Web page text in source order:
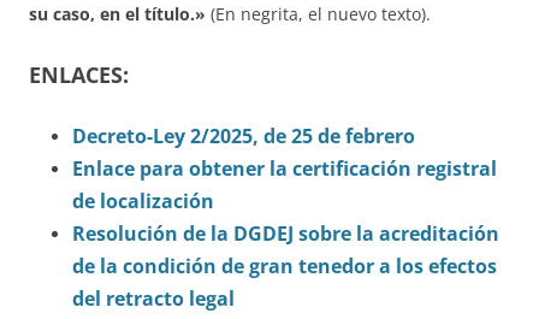
su caso, en el título.» (En negrita, el nuevo texto).
ENLACES:
Decreto-Ley 2/2025, de 25 de febrero
Enlace para obtener la certificación registral
de localización
Resolución de la DGDEJ sobre la acreditación
de la condición de gran tenedor a los efectos
del retracto legal